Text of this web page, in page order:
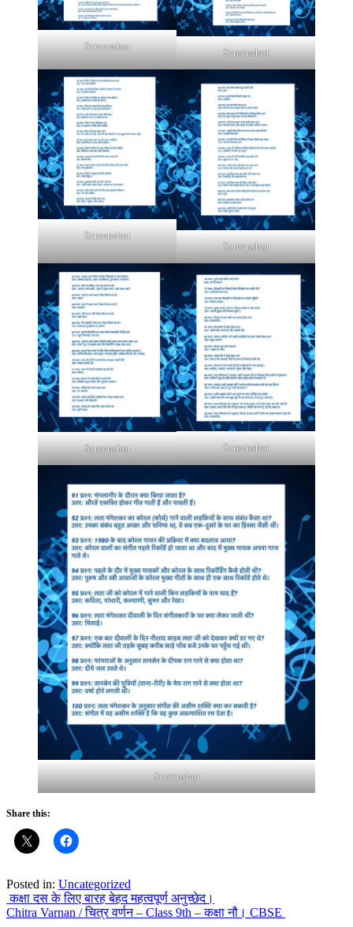
Screenshot
Screenshot
Screenshot
Screenshot
Screenshot Screenshot
Screenshot
Share this:
Posted in: Uncategorized
Post
navigation
कक्षा दस के लिए बारह बेहद महत्वपूर्ण अनुच्छेद।
Chitra Varnan / चित्र वर्णन – Class 9th – कक्षा नौ। CBSE